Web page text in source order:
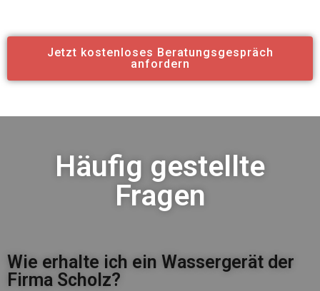
Jetzt kostenloses Beratungsgespräch
anfordern
Häufig gestellte
Fragen
Wie erhalte ich ein Wassergerät der
Firma Scholz?